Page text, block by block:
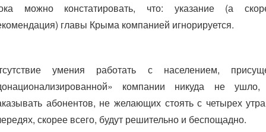
можно констатировать, что: указание (а
главы Крыма компанией игнорируется.
умения работать с населением,
компании никуда не
абонентов, не желающих стоять с четырех
скорее всего, будут решительно и беспощадно.